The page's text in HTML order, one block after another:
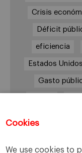
Cookies
We use cookies to
Crisis
Déficit
eficiencia
Estados Unidos
Gasto